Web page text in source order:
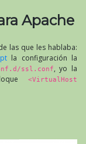
Apache
las que les hablaba:
la configuración la
ssl.conf, yo la
<VirtualHost